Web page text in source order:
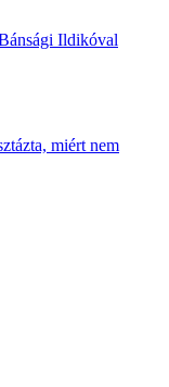
Ildikóval
miért nem